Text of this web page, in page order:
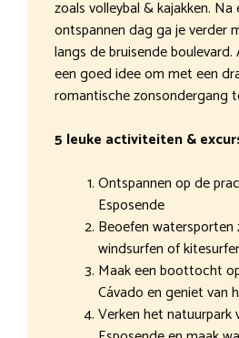
zoals volleybal & kajakken. Na
ontspannen dag ga je verder
langs de bruisende
een goed idee om met een
romantische zonsondergang
5 leuke activiteiten &
Ontspannen op de
Esposende
Beoefen watersporten
windsurfen of
Maak een boottocht
Cávado en geniet van
Verken het natuurpark